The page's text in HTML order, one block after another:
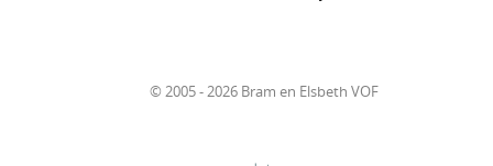
© 2005 - 2026 Bram en Elsbeth VOF